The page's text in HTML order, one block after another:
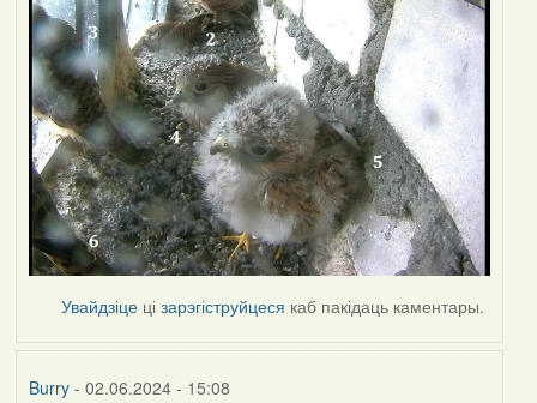
Увайдзіце цізарэгіструйцеся каб пакідаць каментары.
Burry- 02.06.2024 - 15:08